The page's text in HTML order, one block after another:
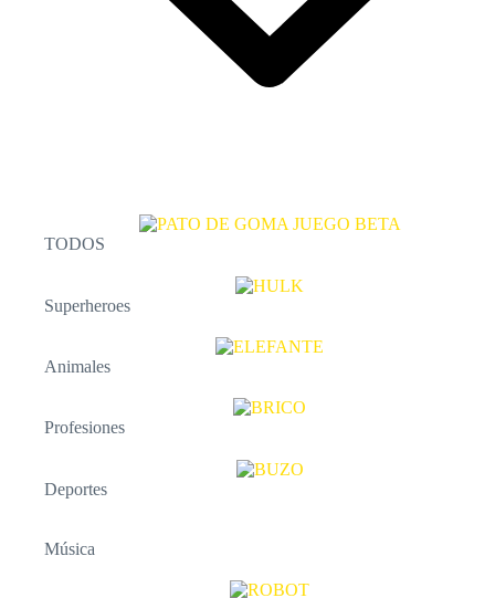
TODOS
Superheroes
Animales
Profesiones
Deportes
Música